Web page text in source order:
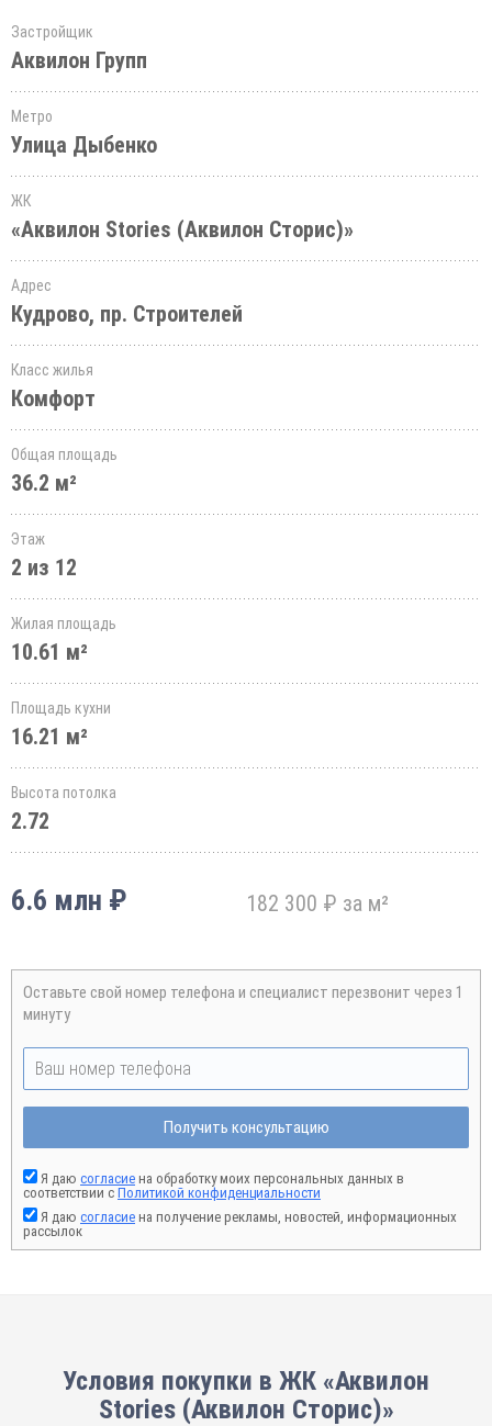
Застройщик
Аквилон Групп
Метро
Улица Дыбенко
ЖК
«Аквилон Stories (Аквилон Сторис)»
Адрес
Кудрово, пр. Строителей
Класс жилья
Комфорт
Общая площадь
36.2 м²
Этаж
2 из 12
Жилая площадь
10.61 м²
Площадь кухни
16.21 м²
Высота потолка
2.72
6.6 млн ₽ 182 300 ₽ за м²
Оставьте свой номер телефона и специалист перезвонит через 1
минуту
Получить консультацию
Я даю согласие на обработку моих персональных данных в
соответствии с Политикой конфиденциальности
Я даю согласие на получение рекламы, новостей, информационных
рассылок
Условия покупки в ЖК «Аквилон
Stories (Аквилон Сторис)»